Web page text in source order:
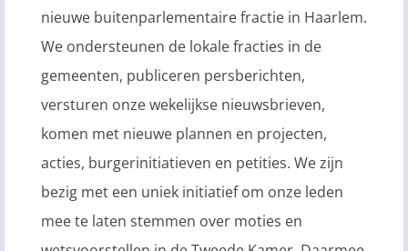
nieuwe buitenparlementaire fractie in Haarlem.
We ondersteunen de lokale fracties in de
gemeenten, publiceren persberichten,
versturen onze wekelijkse nieuwsbrieven,
komen met nieuwe plannen en projecten,
acties, burgerinitiatieven en petities. We zijn
bezig met een uniek initiatief om onze leden
mee te laten stemmen over moties en